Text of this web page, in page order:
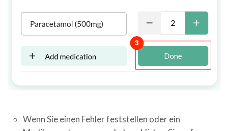
Wenn Sie einen Fehler feststellen oder ein